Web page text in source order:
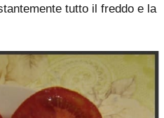
tutto il freddo e la